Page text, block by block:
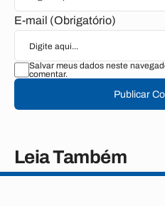
E-mail (Obrigatório)
Salvar meus dados neste
comentar.
Publicar
Leia Também